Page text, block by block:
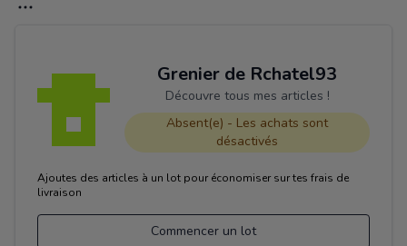
Grenier de Rchatel93
Découvre tous mes articles !
Absent(e) - Les achats sont
désactivés
Ajoutes des articles à un lot pour économiser sur tes frais de
livraison
Commencer un lot